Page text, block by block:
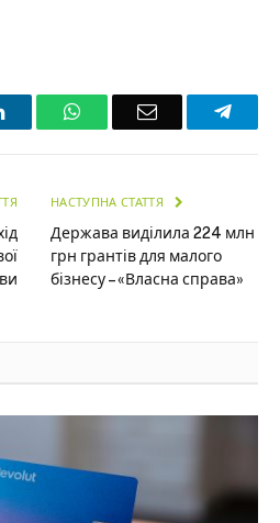
LinkedInWhatsAppEmail
НАСТУПНА СТАТТЯ
Держава виділила 224 млн
грн грантів для малого
бізнесу – «Власна справа»